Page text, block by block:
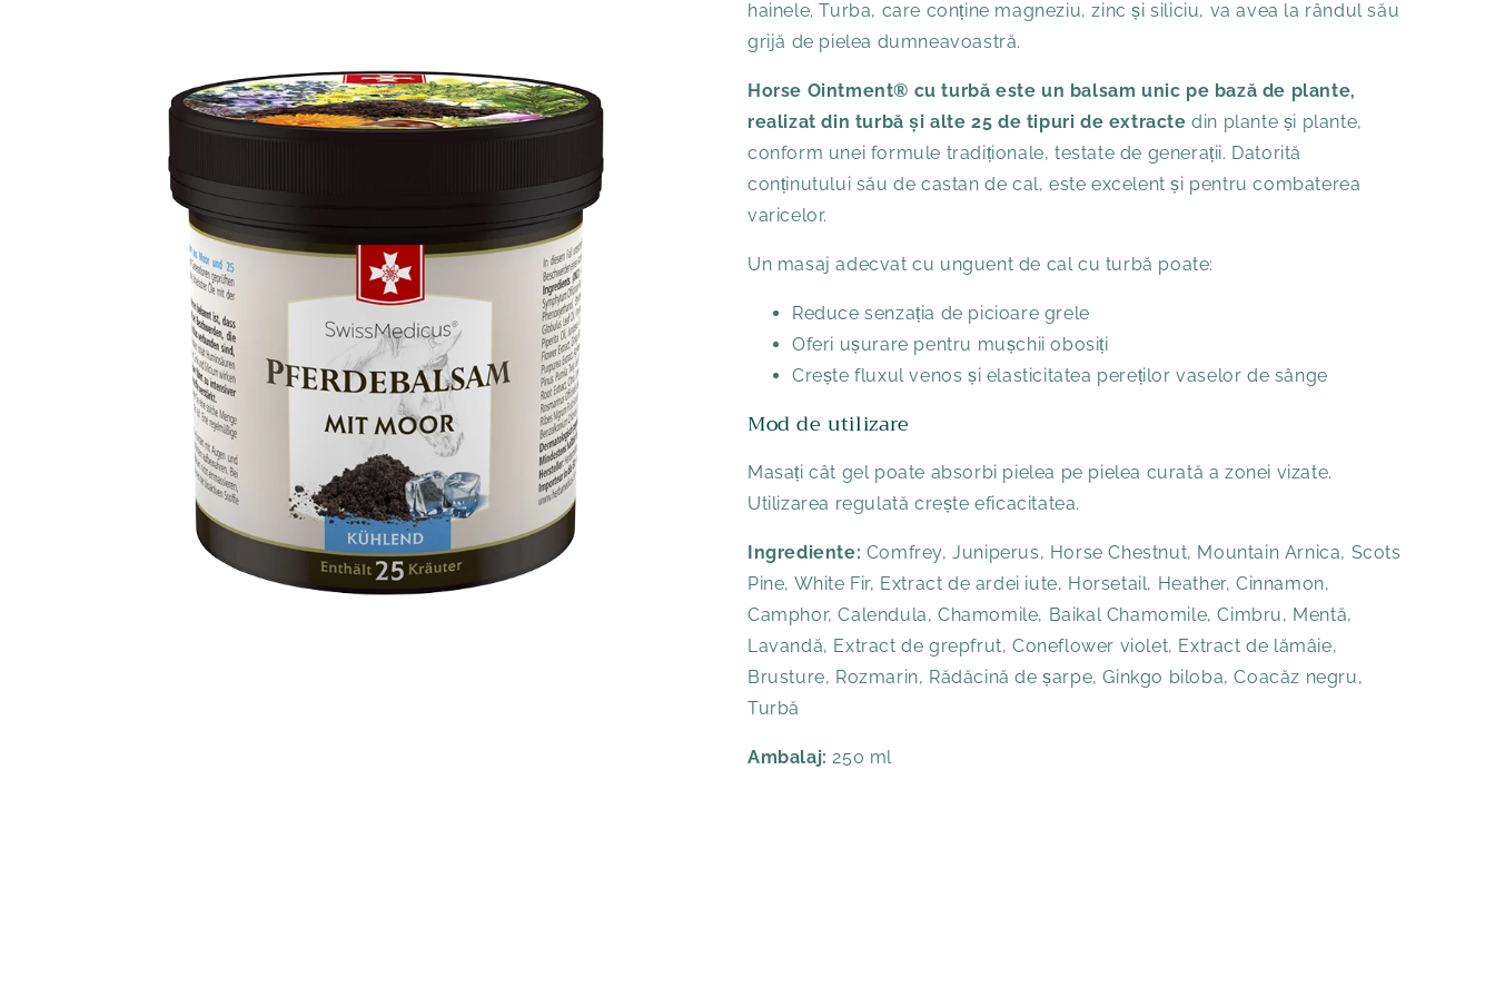
hainele. Turba, care conține magneziu, zinc și siliciu, va avea la rândul său
grijă de pielea dumneavoastră.
Horse Ointment® cu turbă este un balsam unic pe bază de plante,
realizat din turbă și alte 25 de tipuri de extracte din plante și plante,
conform unei formule tradiționale, testate de generații. Datorită
conținutului său de castan de cal, este excelent și pentru combaterea
varicelor.
Un masaj adecvat cu unguent de cal cu turbă poate:
Reduce senzația de picioare grele
Oferi ușurare pentru mușchii obosiți
Crește fluxul venos și elasticitatea pereților vaselor de sânge
Mod de utilizare
Masați cât gel poate absorbi pielea pe pielea curată a zonei vizate.
Utilizarea regulată crește eficacitatea.
Ingrediente: Comfrey, Juniperus, Horse Chestnut, Mountain Arnica, Scots
Pine, White Fir, Extract de ardei iute, Horsetail, Heather, Cinnamon,
Camphor, Calendula, Chamomile, Baikal Chamomile, Cimbru, Mentă,
Lavandă, Extract de grepfrut, Coneflower violet, Extract de lămâie,
Brusture, Rozmarin, Rădăcină de șarpe, Ginkgo biloba, Coacăz negru,
Turbă
Ambalaj:250 ml